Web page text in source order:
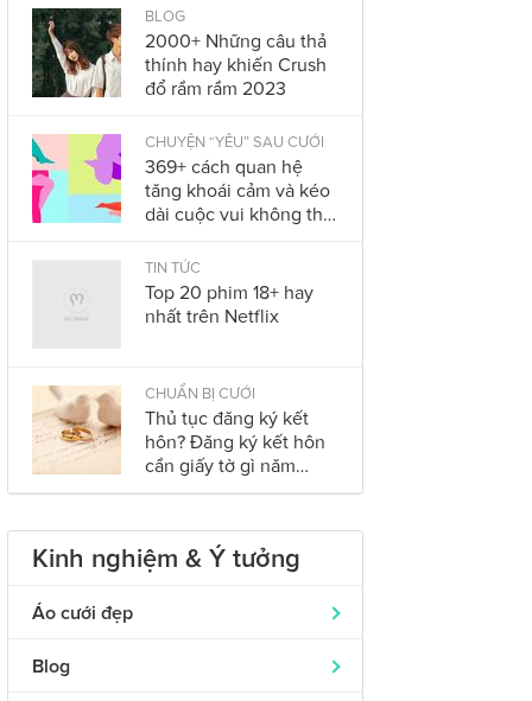
BLOG
2000+ Những câu thả
thính hay khiến Crush
đổ rầm rầm 2023
CHUYỆN “YÊU” SAU CƯỚI
369+ cách quan hệ
tăng khoái cảm và kéo
dài cuộc vui không thể
2023
TIN TỨC
Top 20 phim 18+ hay
nhất trên Netflix
CHUẨN BỊ CƯỚI
Thủ tục đăng ký kết
hôn? Đăng ký kết hôn
cần giấy tờ gì năm
2023?
Kinh nghiệm & Ý tưởng
Áo cưới đẹp
Áo dài cưới
319
Blog